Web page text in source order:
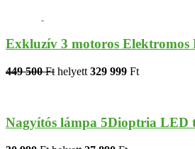
Exkluzív 3 motoros Elektromos
449 500 Ft helyett 329 999 Ft
Nagyítós lámpa 5Dioptria LED